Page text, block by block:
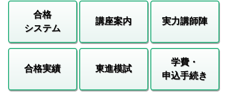
合格
システム
講座案内 実力講師陣
合格実績 東進模試
学費・
申込手続き